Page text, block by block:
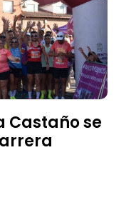
Castaño se